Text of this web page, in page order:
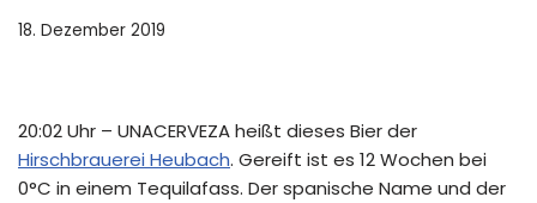
18. Dezember 2019
20:02 Uhr – UNACERVEZA heißt dieses Bier der
Hirschbrauerei Heubach. Gereift ist es 12 Wochen bei
0°C in einem Tequilafass. Der spanische Name und der